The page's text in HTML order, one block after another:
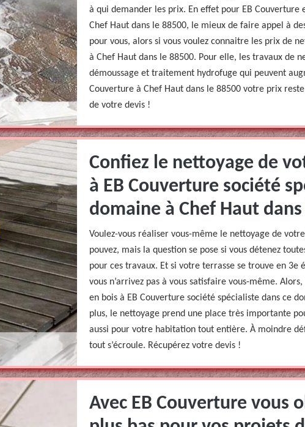
à qui demander les prix. En effet pour EB Couverture
Chef Haut dans le 88500, le mieux de faire appel à
pour vous, alors si vous voulez connaitre les prix de
à Chef Haut dans le 88500. Pour elle, les travaux de
démoussage et traitement hydrofuge qui peuvent
Couverture à Chef Haut dans le 88500 votre prix
de votre devis !
Confiez le nettoyage de
à EB Couverture société
domaine à Chef Haut
Voulez-vous réaliser vous-même le nettoyage de
pouvez, mais la question se pose si vous détenez
pour ces travaux. Et si votre terrasse se trouve en 3e
vous n’arrivez pas à vous satisfaire vous-même.
en bois à EB Couverture société spécialiste dans ce
plus, le nettoyage prend une place très importante
aussi pour votre habitation tout entière. À moindre
tout s’écroule. Récupérez votre devis !
Avec EB Couverture vous